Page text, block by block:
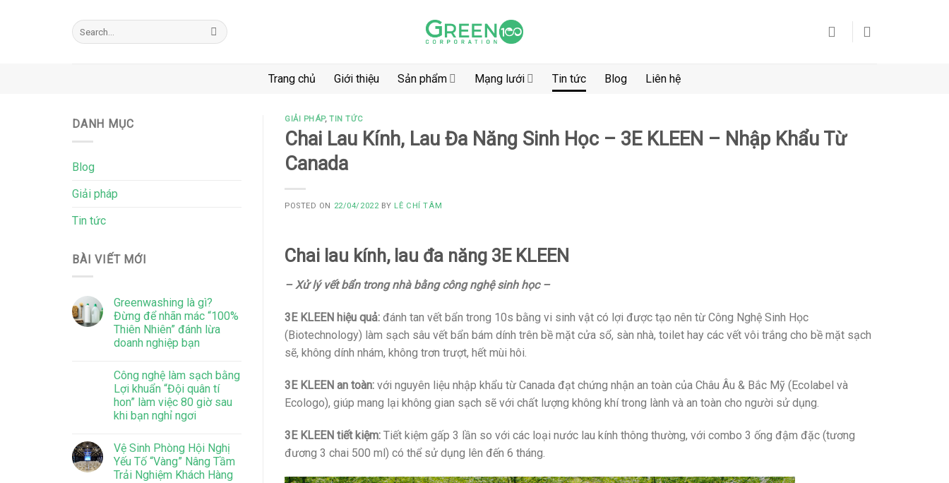
Search
for:
Trang chủ Giới thiệu Sản phẩm Mạng lưới Tin tức Blog Liên hệ
DANH MỤC
Blog
Giải pháp
Tin tức
BÀI VIẾT MỚI
Greenwashing là gì?
Đừng để nhãn mác “100%
Thiên Nhiên” đánh lừa
doanh nghiệp bạn
Công nghệ làm sạch bằng
Lợi khuẩn “Đội quân tí
hon” làm việc 80 giờ sau
khi bạn nghỉ ngơi
Vệ Sinh Phòng Hội Nghị
Yếu Tố “Vàng” Nâng Tầm
Trải Nghiệm Khách Hàng
GIẢI PHÁP,TIN TỨC
Chai Lau Kính, Lau Đa Năng Sinh Học – 3E KLEEN – Nhập Khẩu Từ
Canada
POSTED ON 22/04/2022 BY LÊ CHÍ TÂM
Chai lau kính, lau đa năng 3E KLEEN
– Xử lý vết bẩn trong nhà bằng công nghệ sinh học –
3E KLEEN hiệu quả: đánh tan vết bẩn trong 10s bằng vi sinh vật có lợi được tạo nên từ Công Nghệ Sinh Học
(Biotechnology) làm sạch sâu vết bẩn bám dính trên bề mặt cửa sổ, sàn nhà, toilet hay các vết vôi trắng cho bề mặt sạch
sẽ, không dính nhám, không trơn trượt, hết mùi hôi.
3E KLEEN an toàn: với nguyên liệu nhập khẩu từ Canada đạt chứng nhận an toàn của Châu Âu & Bắc Mỹ (Ecolabel và
Ecologo), giúp mang lại không gian sạch sẽ với chất lượng không khí trong lành và an toàn cho người sử dụng.
3E KLEEN tiết kiệm: Tiết kiệm gấp 3 lần so với các loại nước lau kính thông thường, với combo 3 ống đậm đặc (tương
đương 3 chai 500 ml) có thể sử dụng lên đến 6 tháng.